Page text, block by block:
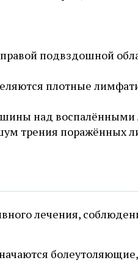
подвздошной
плотные
над
трения поражённых
лечения,